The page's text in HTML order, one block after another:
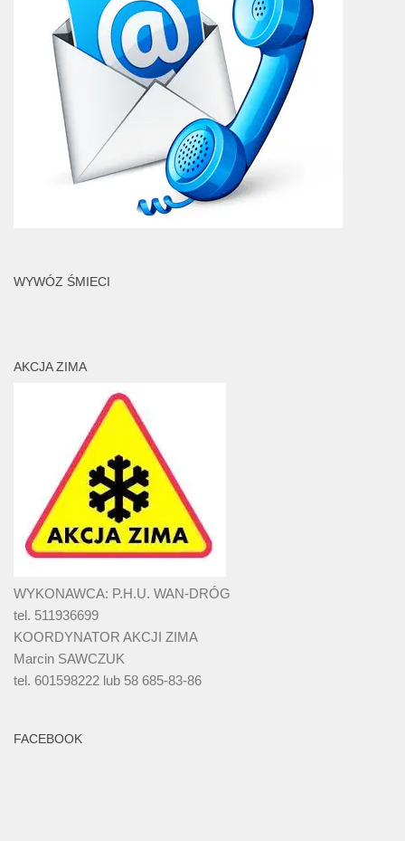
WYWÓZ ŚMIECI
AKCJA ZIMA
WYKONAWCA: P.H.U. WAN-DRÓG
tel. 511936699
KOORDYNATOR AKCJI ZIMA
Marcin SAWCZUK
tel. 601598222 lub 58 685-83-86
FACEBOOK